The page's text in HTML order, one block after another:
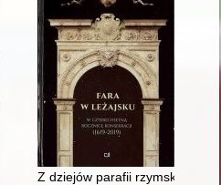
Jerzego Giedroycia = The role
Z dziejów parafii